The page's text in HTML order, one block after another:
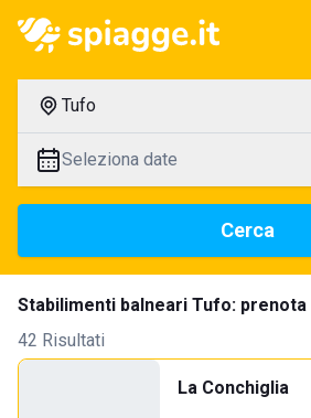
Tufo
Seleziona date
Cerca
Stabilimenti balneari Tufo:
42 Risultati
La Conchiglia